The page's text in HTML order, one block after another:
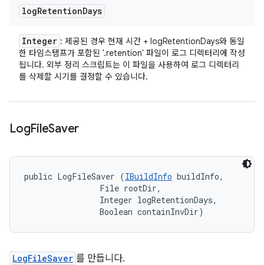
logRetentionDays
Integer : 제공된 경우 현재 시간 + logRetentionDays와 동일
한 타임스탬프가 포함된 '.retention' 파일이 로그 디렉터리에 작성
됩니다. 외부 정리 스크립트는 이 파일을 사용하여 로그 디렉터리
를 삭제할 시기를 결정할 수 있습니다.
LogFileSaver
public LogFileSaver (IBuildInfo buildInfo,
                File rootDir,
                Integer logRetentionDays,
                Boolean containInvDir)
LogFileSaver 를 만듭니다.